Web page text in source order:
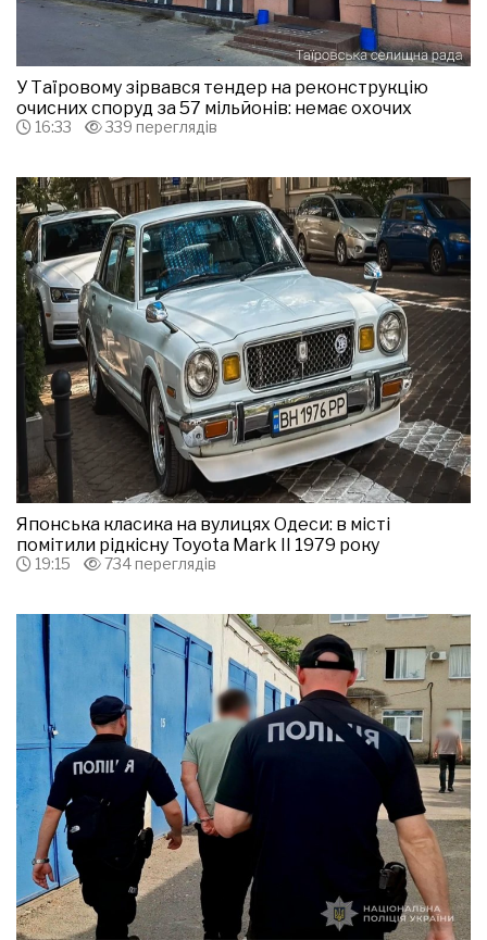
У Таїровому зірвався тендер на реконструкцію
очисних споруд за 57 мільйонів: немає охочих
16:33 339 переглядів
Японська класика на вулицях Одеси: в місті
помітили рідкісну Toyota Mark II 1979 року
19:15 734 переглядів